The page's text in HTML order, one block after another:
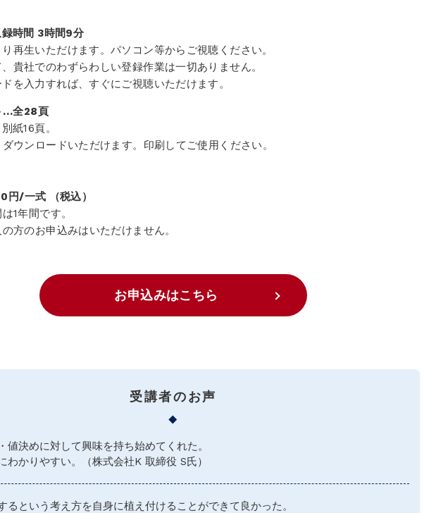
時間 3時間9分
再生いただけます。パソコン等からご視聴ください。
貴社でのわずらわしい登録作業は一切ありません。
を入力すれば、すぐにご視聴いただけます。
…全28頁
紙16頁。
ウンロードいただけます。印刷してご使用ください。
/一式 （税込）
1年間です。
方のお申込みはいただけません。
お申込みはこちら
受講者のお声
値決めに対して興味を持ち始めてくれた。
わかりやすい。（株式会社K 取締役 S氏）
るという考え方を自身に植え付けることができて良かった。